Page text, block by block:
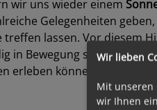
wir uns wieder einem
Gelegenheiten
lassen. Vor
in Bewegung sind und
erleben können.“
Wir lieben
Mit unseren
wir Ihnen